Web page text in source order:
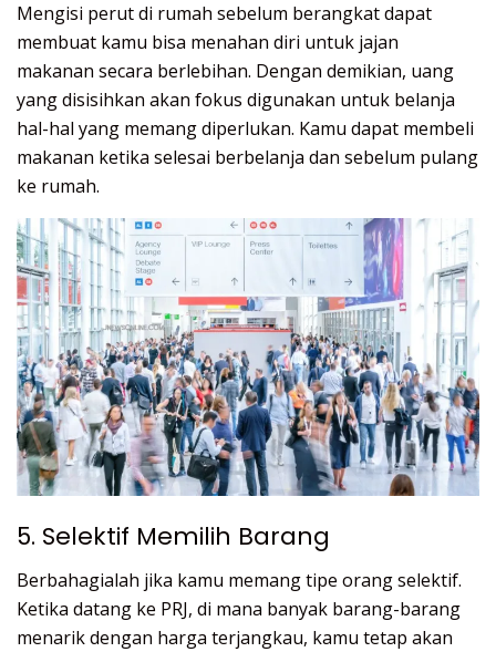
Mengisi perut di rumah sebelum berangkat dapat
membuat kamu bisa menahan diri untuk jajan
makanan secara berlebihan. Dengan demikian, uang
yang disisihkan akan fokus digunakan untuk belanja
hal-hal yang memang diperlukan. Kamu dapat membeli
makanan ketika selesai berbelanja dan sebelum pulang
ke rumah.
5. Selektif Memilih Barang
Berbahagialah jika kamu memang tipe orang selektif.
Ketika datang ke PRJ, di mana banyak barang-barang
menarik dengan harga terjangkau, kamu tetap akan